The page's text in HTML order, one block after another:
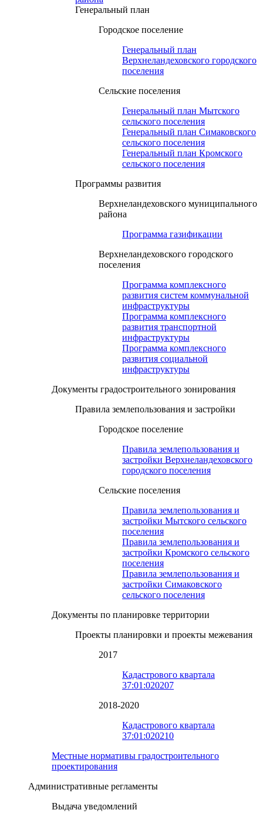
Генеральный план
Городское поселение
Генеральный план
Верхнеландеховского городского
поселения
Сельские поселения
Генеральный план Мытского
сельского поселения
Генеральный план Симаковского
сельского поселения
Генеральный план Кромского
сельского поселения
Программы развития
Верхнеландеховского муниципального
района
Программа газификации
Верхнеландеховского городского
поселения
Программа комплексного
развития систем коммунальной
инфраструктуры
Программа комплексного
развития транспортной
инфраструктуры
Программа комплексного
развития социальной
инфраструктуры
Документы градостроительного зонирования
Правила землепользования и застройки
Городское поселение
Правила землепользования и
застройки Верхнеландеховского
городского поселения
Сельские поселения
Правила землепользования и
застройки Мытского сельского
поселения
Правила землепользования и
застройки Кромского сельского
поселения
Правила землепользования и
застройки Симаковского
сельского поселения
Документы по планировке территории
Проекты планировки и проекты межевания
2017
Кадастрового квартала
37:01:020207
2018-2020
Кадастрового квартала
37:01:020210
Местные нормативы градостроительного
проектирования
Административные регламенты
Выдача уведомлений